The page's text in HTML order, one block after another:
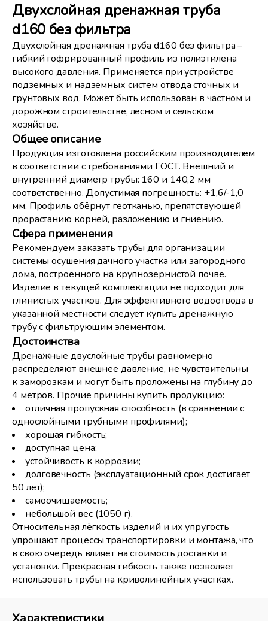
Двухслойная дренажная труба
d160 без фильтра
Двухслойная дренажная труба d160 без фильтра –
гибкий гофрированный профиль из полиэтилена
высокого давления. Применяется при устройстве
подземных и надземных систем отвода сточных и
грунтовых вод. Может быть использован в частном и
дорожном строительстве, лесном и сельском
хозяйстве.
Общее описание
Продукция изготовлена российским производителем
в соответствии с требованиями ГОСТ. Внешний и
внутренний диаметр трубы: 160 и 140,2 мм
соответственно. Допустимая погрешность: +1,6/-1,0
мм. Профиль обёрнут геотканью, препятствующей
прорастанию корней, разложению и гниению.
Сфера применения
Рекомендуем заказать трубы для организации
системы осушения дачного участка или загородного
дома, построенного на крупнозернистой почве.
Изделие в текущей комплектации не подходит для
глинистых участков. Для эффективного водоотвода в
указанной местности следует купить дренажную
трубу с фильтрующим элементом.
Достоинства
Дренажные двуслойные трубы равномерно
распределяют внешнее давление, не чувствительны
к заморозкам и могут быть проложены на глубину до
4 метров. Прочие причины купить продукцию:
отличная пропускная способность (в сравнении с
однослойными трубными профилями);
хорошая гибкость;
доступная цена;
устойчивость к коррозии;
долговечность (эксплуатационный срок достигает
50 лет);
самоочищаемость;
небольшой вес (1050 г).
Относительная лёгкость изделий и их упругость
упрощают процессы транспортировки и монтажа, что
в свою очередь влияет на стоимость доставки и
установки. Прекрасная гибкость также позволяет
использовать трубы на криволинейных участках.